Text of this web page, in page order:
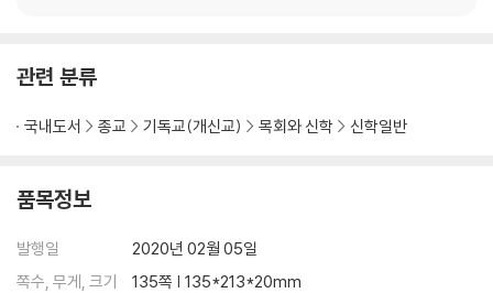
관련 분류
국내도서 종교 기독교(개신교) 목회와 신학 신학일반
품목정보
발행일
2020년 02월 05일
쪽수, 무게, 크기
135쪽 | 135*213*20mm